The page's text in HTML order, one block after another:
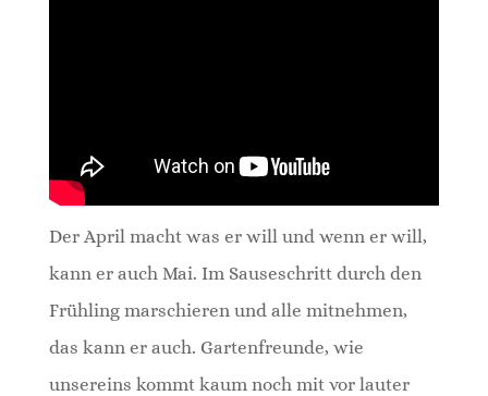
Der April macht was er will und wenn er will,
kann er auch Mai. Im Sauseschritt durch den
Frühling marschieren und alle mitnehmen,
das kann er auch. Gartenfreunde, wie
unsereins kommt kaum noch mit vor lauter